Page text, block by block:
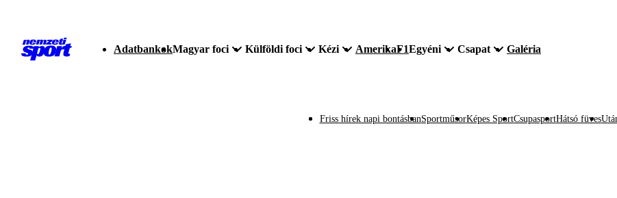
AdatbankokMagyar foci Külföldi foci Kézi AmerikaF1Egyéni Csapat Galéria
Friss hírek napi bontásbanSportműsorKépes SportCsupasportHátsó füves